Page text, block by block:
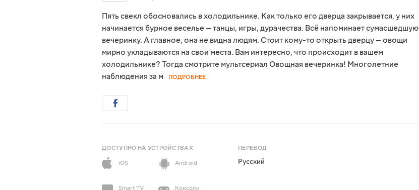
Пять свекл обосновались в холодильнике. Как только его дверца закрывается, у них
начинается бурное веселье — танцы, игры, дурачества. Всё напоминает сумасшедшую
вечеринку. А главное, она не видна людям. Стоит кому-то открыть дверцу — овощи
мирно укладываются на свои места. Вам интересно, что происходит в вашем
холодильнике? Тогда смотрите мультсериал Овощная вечеринка! Многолетние
наблюдения за м
ПОДРОБНЕЕ
ДОСТУПНО НА УСТРОЙСТВАХ
iOS
Android
Smart TV Консоли
ПЕРЕВОД
Русский